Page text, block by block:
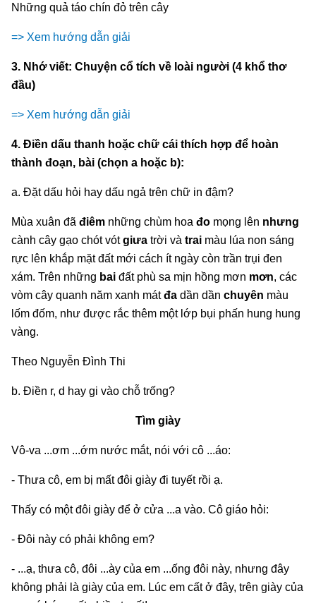
Những quả táo chín đỏ trên cây
=> Xem hướng dẫn giải
3. Nhớ viết: Chuyện cổ tích về loài người (4 khổ thơ
đầu)
=> Xem hướng dẫn giải
4. Điền dấu thanh hoặc chữ cái thích hợp để hoàn
thành đoạn, bài (chọn a hoặc b):
a. Đặt dấu hỏi hay dấu ngả trên chữ in đậm?
Mùa xuân đã điêm những chùm hoa đo mọng lên nhưng
cành cây gạo chót vótgiưa trời và trai màu lúa non sáng
rực lên khắp mặt đất mới cách ít ngày còn trần trụi đen
xám. Trên những bai đất phù sa mịn hồng mơn mơn, các
vòm cây quanh năm xanh mátđa dần dần chuyên màu
lốm đốm, như được rắc thêm một lớp bụi phấn hung hung
vàng.
Theo Nguyễn Đình Thi
b. Điền r, d hay gi vào chỗ trống?
Tìm giày
Vô-va ...ơm ...ớm nước mắt, nói với cô ...áo:
- Thưa cô, em bị mất đôi giày đi tuyết rồi ạ.
Thấy có một đôi giày để ở cửa ...a vào. Cô giáo hỏi:
- Đôi này có phải không em?
- ...ạ, thưa cô, đôi ...ày của em ...ống đôi này, nhưng đây
không phải là giày của em. Lúc em cất ở đây, trên giày của